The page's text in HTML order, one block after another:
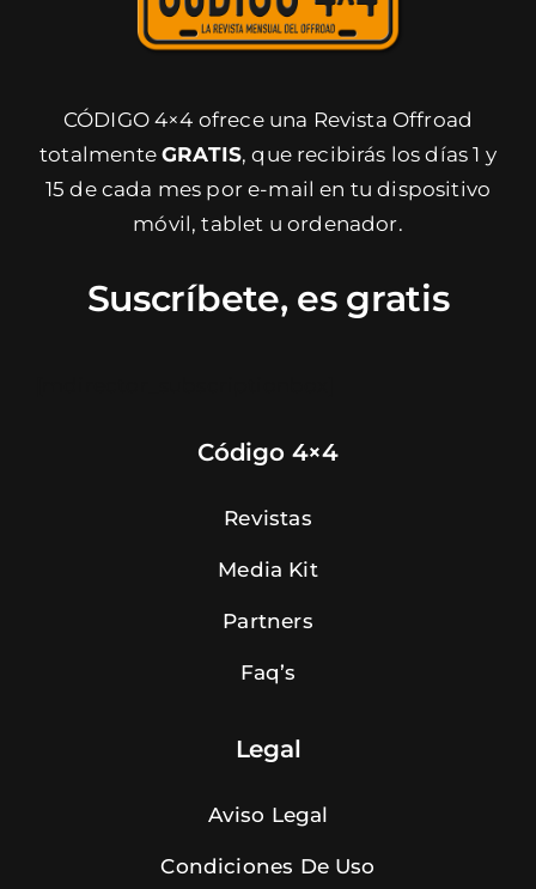
CÓDIGO 4×4 ofrece una Revista Offroad
totalmenteGRATIS, que recibirás los días 1 y
15 de cada mes por e-mail en tu dispositivo
móvil, tablet u ordenador.
Suscríbete, es gratis
Código 4×4
Revistas
Media Kit
Partners
Faq’s
Legal
Aviso Legal
Condiciones De Uso